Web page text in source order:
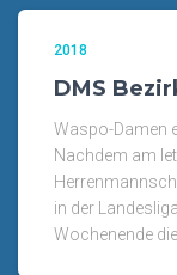
2018
DMS
Waspo-Damen
Nachdem am
in der
Wochenende